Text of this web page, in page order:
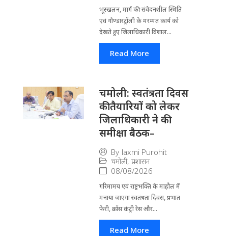
भूस्खलन, मार्ग की संवेदनशील स्थिति
एवं गौण्डारट्रॉली के मरम्मत कार्य को
देखते हुए जिलाधिकारी विशाल...
Read More
चमोली: स्वतंत्रता दिवस
की तैयारियों को लेकर
जिलाधिकारी ने की
समीक्षा बैठक–
By laxmi Purohit
चमोली, प्रशासन
08/08/2026
गरिमामय एवं राष्ट्रभक्ति के माहौल में
मनाया जाएगा स्वतंत्रता दिवस, प्रभात
फेरी, क्रॉस कंट्री रेस और...
Read More